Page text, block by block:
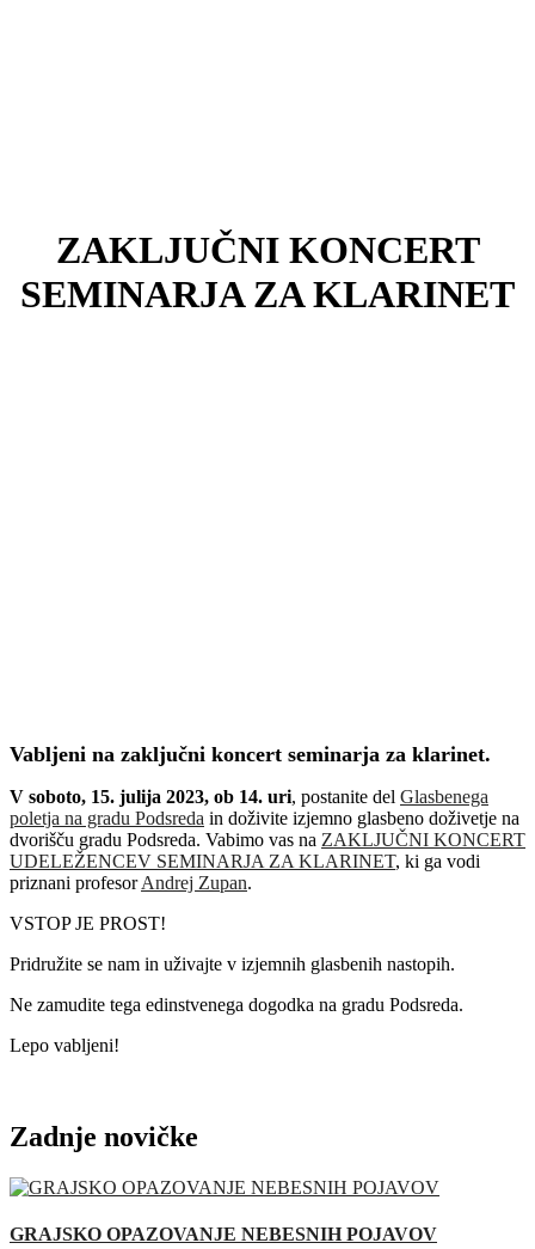
ZAKLJUČNI KONCERT
SEMINARJA ZA KLARINET
Vabljeni na zaključni koncert seminarja za klarinet.
V soboto, 15. julija 2023, ob 14. uri, postanite del Glasbenega
poletja na gradu Podsreda in doživite izjemno glasbeno doživetje na
dvorišču gradu Podsreda. Vabimo vas na ZAKLJUČNI KONCERT
UDELEŽENCEV SEMINARJA ZA KLARINET, ki ga vodi
priznani profesorAndrej Zupan.
VSTOP JE PROST!
Pridružite se nam in uživajte v izjemnih glasbenih nastopih.
Ne zamudite tega edinstvenega dogodka na gradu Podsreda.
Lepo vabljeni!
Zadnje novičke
GRAJSKO OPAZOVANJE NEBESNIH POJAVOV